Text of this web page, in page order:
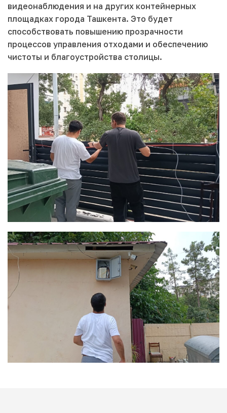
видеонаблюдения и на других контейнерных
площадках города Ташкента. Это будет
способствовать повышению прозрачности
процессов управления отходами и обеспечению
чистоты и благоустройства столицы.